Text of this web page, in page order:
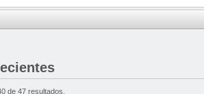
de 47 resultados.